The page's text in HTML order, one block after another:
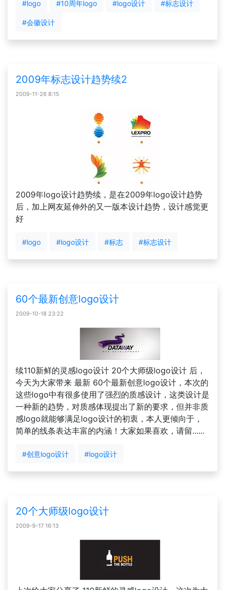
#logo #10周年logo #logo设计 #标志设计
#会徽设计
2009年标志设计趋势续2
2009-11-26 8:15
2009年logo设计趋势续，是在2009年logo设计趋势
后，加上网友延伸外的又一版本设计趋势，设计感觉更
好
#logo #logo设计 #标志 #标志设计
60个最新创意logo设计
2009-10-18 23:22
续110新鲜的灵感logo设计 20个大师级logo设计 后，
今天为大家带来 最新 60个最新创意logo设计，本次的
这些logo中有很多使用了强烈的质感设计，这类设计是
一种新的趋势，对质感体现提出了新的要求，但并非质
感logo就能够满足logo设计的初衷，本人更倾向于，
简单的线条表达丰富的内涵！大家如果喜欢，请留......
#创意logo设计 #logo设计
20个大师级logo设计
2009-9-17 16:13